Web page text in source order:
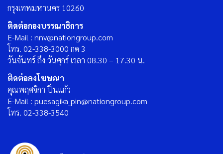
กรุงเทพมหานคร 10260
ติดต่อกองบรรณาธิการ
E-Mail : nnv@nationgroup.com
โทร. 02-338-3000 กด 3
วันจันทร์ ถึง วันศุกร์ เวลา 08.30 – 17.30 น.
ติดต่อลงโฆษณา
คุณพฤศจิกา ปิ่นแก้ว
E-Mail : puesagika_pin@nationgroup.com
โทร. 02-338-3540